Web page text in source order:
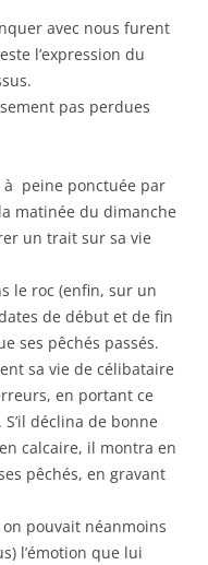
avec nous furent
l’expression du
pas perdues
peine ponctuée par
matinée du dimanche
un trait sur sa vie
le roc (enfin, sur un
de début et de fin
ses pêchés passés.
sa vie de célibataire
en portant ce
déclina de bonne
calcaire, il montra en
pêchés, en gravant
pouvait néanmoins
l’émotion que lui